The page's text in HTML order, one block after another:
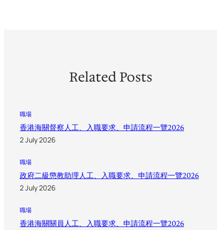
Related Posts
職場
香港海關督察人工、入職要求、申請流程一覽2026
2 July 2026
職場
政府二級懲教助理人工、入職要求、申請流程一覽2026
2 July 2026
職場
香港海關關員人工、入職要求、申請流程一覽2026